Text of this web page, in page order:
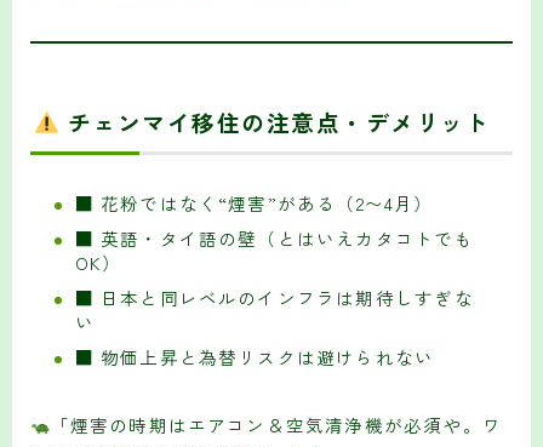
チェンマイ移住の注意点・デメリット
■ 花粉ではなく“煙害”がある（2〜4月）
■ 英語・タイ語の壁（とはいえカタコトでも
OK）
■ 日本と同レベルのインフラは期待しすぎな
い
■ 物価上昇と為替リスクは避けられない
「煙害の時期はエアコン＆空気清浄機が必須や。ワ